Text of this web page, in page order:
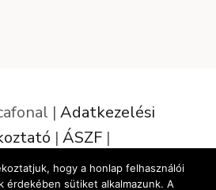
| Adatkezelési
| ÁSZF|
a szerződéstől
hogy a honlap felhasználói
érdekében sütiket alkalmazunk. A